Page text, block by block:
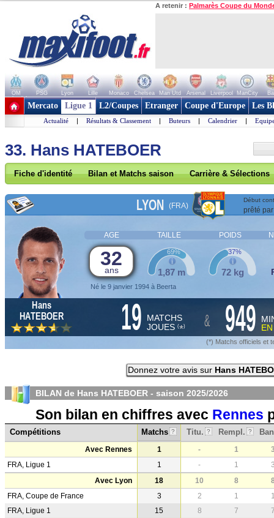
A retenir : Palmarès Coupe du
OM PSG Lyon Lille Monaco Chelsea Man Utd Arsenal Liverpool ManCity
+ de clubs
Mercato Ligue 1 L2/Coupes Etranger Coupe d'Europe Les
Actualité | Résultats & Classement | Buteurs | Calendrier |
33. Hans HATEBOER
Fiche d'identité Bilan et Matchs saison Carrière & Sélections
LYON (FRA)
Début
prêté
AGE TAILLE POIDS
32
ans
Né le 9 janvier 1994 à Beerta
1,87 m
69%
72 kg
37%
Hans
HATEBOER
19 MATCHS
JOUES (*) & 949
(*) Matchs officiels et
Donnez votre avis sur Hans
BILAN de Hans HATEBOER - saison 2025/2026
Son bilan en chiffres avec Rennes
Compétitions Matchs ? Titu. ? Rempl. ?
Avec Rennes 1 - 1
FRA, Ligue 1
1 - 1
Avec Lyon
18 10 8
FRA, Coupe de France
3 2 1
FRA, Ligue 1
15 8 7